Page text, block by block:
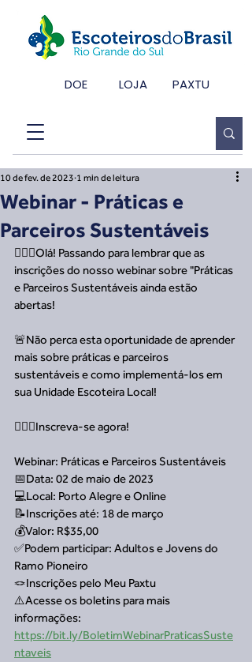
DOE LOJA PAXTU
Webinar - Práticas e
Parceiros Sustentáveis
10 de fev. de 2023 1 min de leitura
🙋🏻‍♀️Olá! Passando para lembrar que as
inscrições do nosso webinar sobre "Práticas
e Parceiros Sustentáveis ainda estão
abertas!
🚨Não perca esta oportunidade de aprender
mais sobre práticas e parceiros
sustentáveis e como implementá-los em
sua Unidade Escoteira Local!
🏃🏻‍♀️Inscreva-se agora!
Webinar: Práticas e Parceiros Sustentáveis
📅Data: 02 de maio de 2023
💻Local: Porto Alegre e Online
📝Inscrições até: 18 de março
💰Valor: R$35,00
✅Podem participar: Adultos e Jovens do
Ramo Pioneiro
🪢Inscrições pelo Meu Paxtu
⚠️Acesse os boletins para mais
informações:
https://bit.ly/BoletimWebinarPraticasSuste
ntaveis